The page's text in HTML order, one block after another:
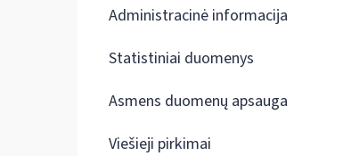
Administracinė informacija
Statistiniai duomenys
Asmens duomenų apsauga
Viešieji pirkimai